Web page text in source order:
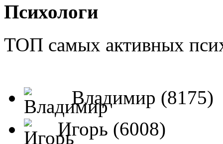
Психологи
ТОП самых активных
Владимир (8175)
Игорь (6008)